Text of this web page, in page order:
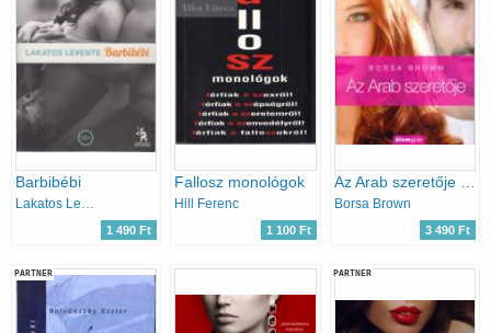
Barbibébi
1 490 Ft
Fallosz monológok
Hill Ferenc
1 100 Ft
Borsa Brown
3 490 Ft
PARTNER PARTNER